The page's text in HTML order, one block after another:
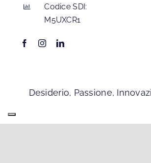
Codice SDI:
M5UXCR1
Desiderio, Passione,